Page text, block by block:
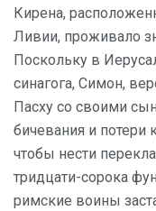
Кирена,
Ливии, проживало
Поскольку в
синагога, Симон,
Пасху со своими
бичевания и
чтобы нести
тридцати-сорока
римские воины